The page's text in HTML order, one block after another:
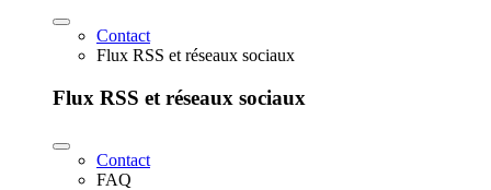
Contact
Flux RSS et réseaux sociaux
Flux RSS et réseaux sociaux
Contact
FAQ